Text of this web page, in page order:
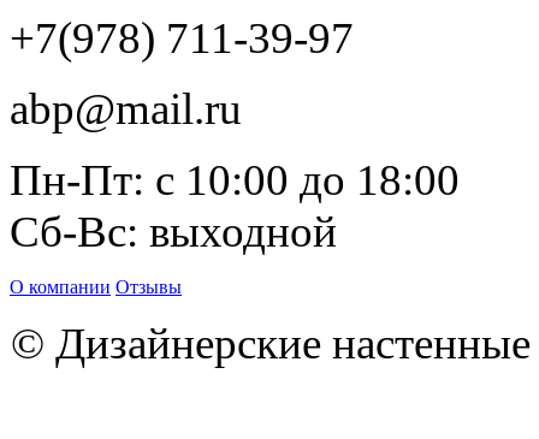
+7(978) 711-39-97
abp@mail.ru
Пн-Пт: с 10:00 до 18:00
Сб-Вс: выходной
О компании Отзывы
© Дизайнерские